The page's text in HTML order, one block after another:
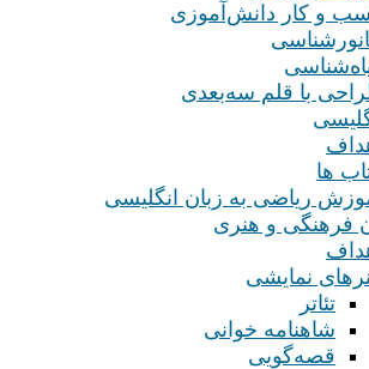
و کار دانش‌آموزی
با قلم سه‌بعدی
ها
ریاضی به زبان انگلیسی
فرهنگی و هنری
نمایشی
تئاتر
شاهنامه خوانی
قصه‌گویی